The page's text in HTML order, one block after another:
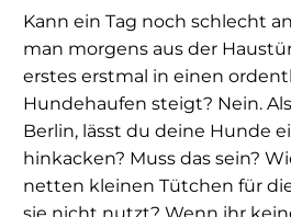
Kann ein Tag noch schlecht
man morgens aus der
erstes erstmal in einen
Hundehaufen steigt? Nein.
Berlin, lässt du deine Hunde
hinkacken? Muss das sein?
netten kleinen Tütchen für